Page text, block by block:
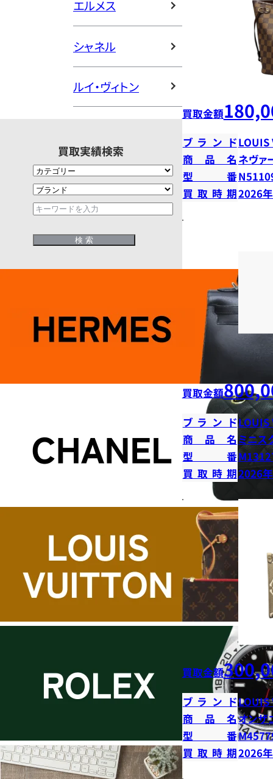
エルメス
シャネル
ルイ・ヴィトン
買取実績検索
買取金額
ブランドLOUIS
商品名 ネヴァ
型番
買取時期2026
買取金額
ブランドLOUIS
商品名ミニス
型番
買取時期2026
買取金額
ブランドLOUIS
商品名オンザ
型番
買取時期2026